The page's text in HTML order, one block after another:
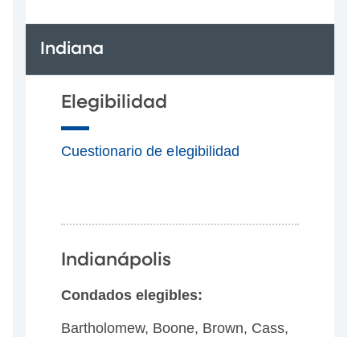
Indiana
Elegibilidad
Cuestionario de elegibilidad
Indianápolis
Condados elegibles:
Bartholomew, Boone, Brown, Cass,